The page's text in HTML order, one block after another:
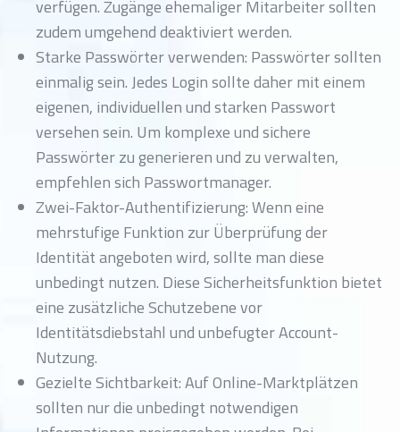
verfügen. Zugänge ehemaliger Mitarbeiter sollten
zudem umgehend deaktiviert werden.
Starke Passwörter verwenden: Passwörter sollten
einmalig sein. Jedes Login sollte daher mit einem
eigenen, individuellen und starken Passwort
versehen sein. Um komplexe und sichere
Passwörter zu generieren und zu verwalten,
empfehlen sich Passwortmanager.
Zwei-Faktor-Authentifizierung: Wenn eine
mehrstufige Funktion zur Überprüfung der
Identität angeboten wird, sollte man diese
unbedingt nutzen. Diese Sicherheitsfunktion bietet
eine zusätzliche Schutzebene vor
Identitätsdiebstahl und unbefugter Account-
Nutzung.
Gezielte Sichtbarkeit: Auf Online-Marktplätzen
sollten nur die unbedingt notwendigen